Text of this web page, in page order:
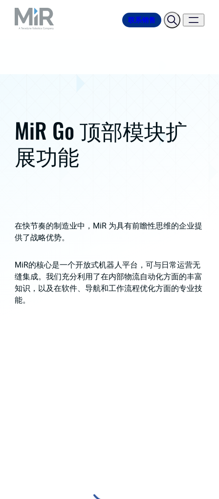
联系销售
MiR Go 顶部模块扩
展功能
在快节奏的制造业中，MiR 为具有前瞻性思维的企业提
供了战略优势。
MiR的核心是一个开放式机器人平台，可与日常运营无
缝集成。我们充分利用了在内部物流自动化方面的丰富
知识，以及在软件、导航和工作流程优化方面的专业技
能。